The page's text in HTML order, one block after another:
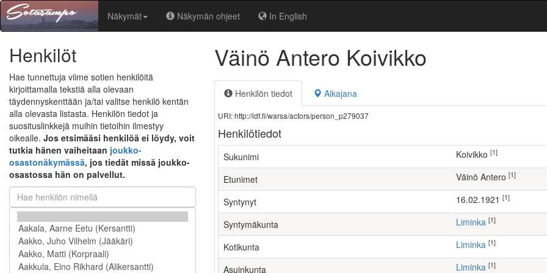
Näkymät Näkymän ohjeet In English
Henkilöt
Hae tunnettuja viime sotien henkilöitä
kirjoittamalla tekstiä alla olevaan
täydennyskenttään ja/tai valitse henkilö kentän
alla olevasta listasta. Henkilön tiedot ja
suosituslinkkejä muihin tietoihin ilmestyy
oikealle. Jos etsimääsi henkilöä ei löydy, voit
tutkia hänen vaiheitaan joukko-
osastonäkymässä, jos tiedät missä joukko-
osastossa hän on palvellut.
Väinö Antero Koivikko
Henkilön tiedot Aikajana
URI: http://ldf.fi/warsa/actors/person_p279037
Henkilötiedot
Sukunimi Koivikko [1]
Etunimet Väinö Antero [1]
Syntynyt 16.02.1921 [1]
Syntymäkunta Liminka [1]
Kotikunta Liminka [1]
Asuinkunta Liminka [1]